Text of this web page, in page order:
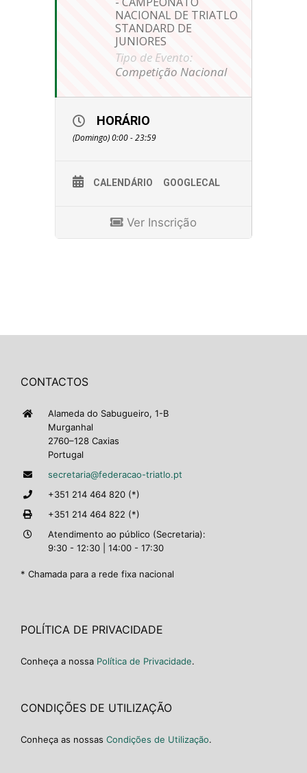
NACIONAL DE TRIATLO
STANDARD DE
JUNIORES
Tipo de Evento:
Competição Nacional
HORÁRIO
(Domingo) 0:00 - 23:59
CALENDÁRIO GOOGLECAL
Ver Inscrição
CONTACTOS
Alameda do Sabugueiro, 1-B
Murganhal
2760–128 Caxias
Portugal
secretaria@federacao-triatlo.pt
+351 214 464 820 (*)
+351 214 464 822 (*)
Atendimento ao público (Secretaria):
9:30 - 12:30 | 14:00 - 17:30
* Chamada para a rede fixa nacional
POLÍTICA DE PRIVACIDADE
Conheça a nossa Política de Privacidade.
CONDIÇÕES DE UTILIZAÇÃO
Conheça as nossas Condições de Utilização.